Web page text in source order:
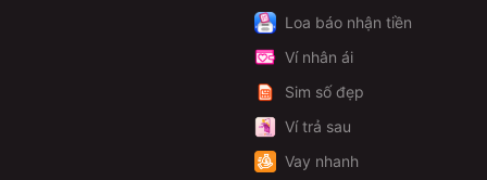
Loa báo nhận tiền
Ví nhân ái
Sim số đẹp
Ví trả sau
Vay nhanh